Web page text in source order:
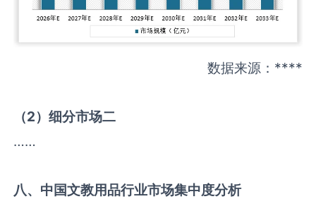
数据来源：****
（2）细分市场二
……
八、中国文教用品行业市场集中度分析